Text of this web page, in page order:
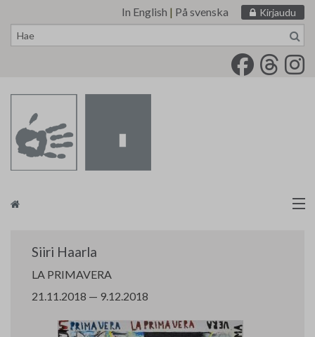
In English | På svenska Kirjaudu
sisältöön
Tarvikevälitys
Yhteystiedot
Siiri Haarla
LA PRIMAVERA
21.11.2018 — 9.12.2018